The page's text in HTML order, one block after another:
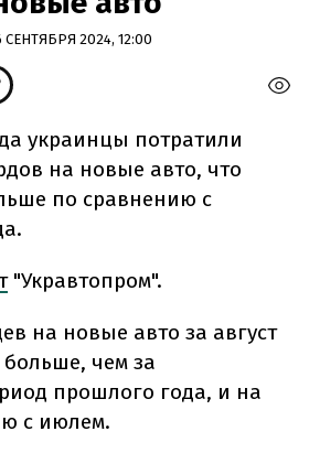
СЕНТЯБРЯ 2024, 12:00
украинцы потратили
на новые авто, что
по сравнению с
"Укравтопром".
на новые авто за август
больше, чем за
прошлого года, и на
с июлем.